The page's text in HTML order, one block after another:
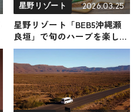
星野リゾート 2026.03.25
星野リゾート「BEB5沖縄瀬
良垣」で旬のハーブを楽しみ
尽くす『うりずんハーバルス
テイ』が初開催！ 沖縄の春
「うりずん」に身も心も委ね
る旅を